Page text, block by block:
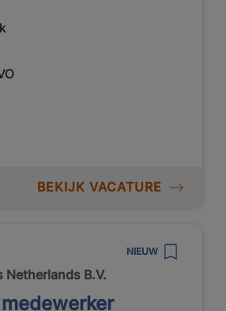
BEKIJK VACATURE
NIEUW
Netherlands B.V.